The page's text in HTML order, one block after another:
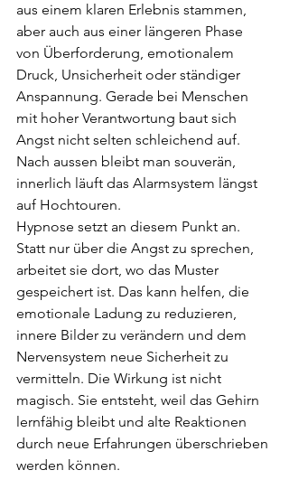
aus einem klaren Erlebnis stammen,
aber auch aus einer längeren Phase
von Überforderung, emotionalem
Druck, Unsicherheit oder ständiger
Anspannung. Gerade bei Menschen
mit hoher Verantwortung baut sich
Angst nicht selten schleichend auf.
Nach aussen bleibt man souverän,
innerlich läuft das Alarmsystem längst
auf Hochtouren.
Hypnose setzt an diesem Punkt an.
Statt nur über die Angst zu sprechen,
arbeitet sie dort, wo das Muster
gespeichert ist. Das kann helfen, die
emotionale Ladung zu reduzieren,
innere Bilder zu verändern und dem
Nervensystem neue Sicherheit zu
vermitteln. Die Wirkung ist nicht
magisch. Sie entsteht, weil das Gehirn
lernfähig bleibt und alte Reaktionen
durch neue Erfahrungen überschrieben
werden können.